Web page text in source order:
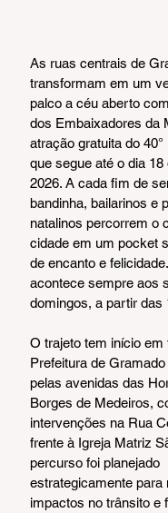
As ruas centrais de
transformam em um
palco a céu aberto
dos Embaixadores da
atração gratuita do 40°
que segue até o dia 18
2026. A cada fim de
bandinha, bailarinos e
natalinos percorrem o
cidade em um pocket
de encanto e
acontece sempre aos
domingos, a partir das
O trajeto tem início em
Prefeitura de
pelas avenidas das
Borges de Medeiros,
intervenções na Rua
frente à Igreja Matriz
percurso foi planejado
estrategicamente para
impactos no trânsito e